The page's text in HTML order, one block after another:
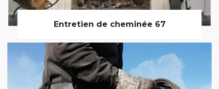
Entretien de cheminée 67